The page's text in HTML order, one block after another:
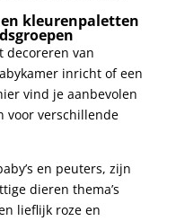
‌kleurenpaletten
decoreren ⁤van
inricht of een
vind je aanbevolen
voor verschillende
en peuters, zijn
dieren thema’s
lieflijk roze en